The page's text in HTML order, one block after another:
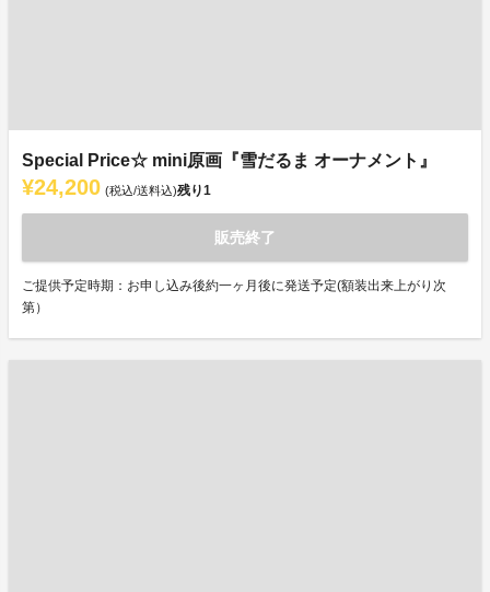
Special Price☆ mini原画『雪だるま オーナメント』
¥24,200 (税込/送料込)残り1
販売終了
ご提供予定時期：お申し込み後約一ヶ月後に発送予定(額装出来上がり次
第）